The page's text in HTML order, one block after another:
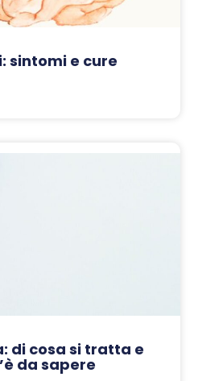
sintomi e cure
di cosa si tratta e
da sapere